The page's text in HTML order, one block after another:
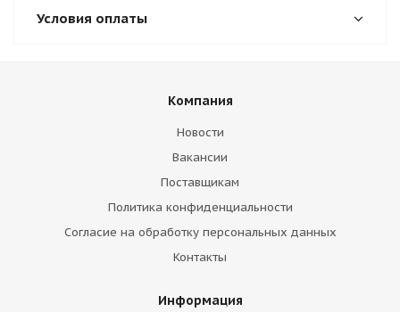
Условия оплаты
Компания
Новости
Вакансии
Поставщикам
Политика конфиденциальности
Согласие на обработку персональных данных
Контакты
Информация